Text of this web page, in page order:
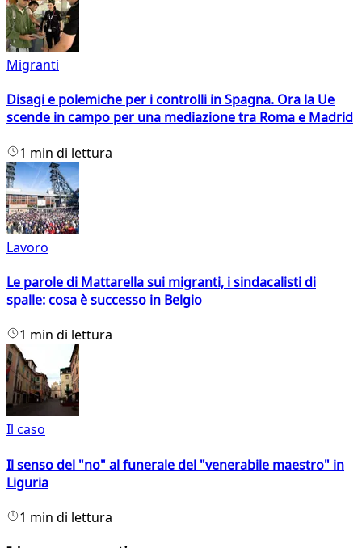
Migranti
Disagi e polemiche per i controlli in Spagna. Ora la Ue
scende in campo per una mediazione tra Roma e Madrid
1 min di lettura
Lavoro
Le parole di Mattarella sui migranti, i sindacalisti di
spalle: cosa è successo in Belgio
1 min di lettura
Il caso
Il senso del "no" al funerale del "venerabile maestro" in
Liguria
1 min di lettura